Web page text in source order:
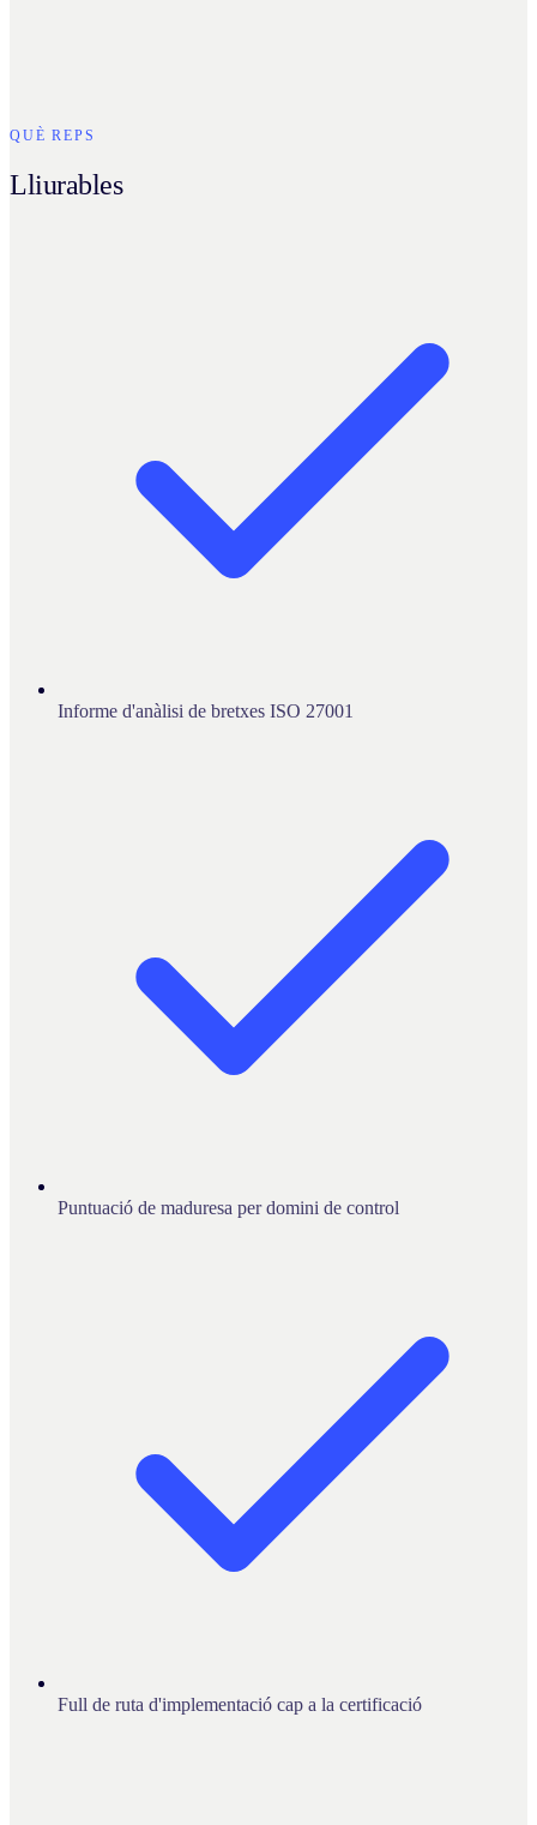
QUÈ REPS
Lliurables
Informe d'anàlisi de bretxes ISO 27001
Puntuació de maduresa per domini de control
Full de ruta d'implementació cap a la certificació